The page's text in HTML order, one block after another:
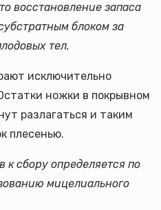
восстановление запаса
блоком за
тел.
исключительно
ножки в покрывном
разлагаться и таким
плесенью.
к сбору определяется по
мицелиального